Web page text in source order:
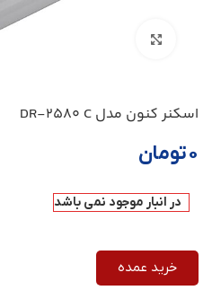
اسکنر کنون مدل DR-2580 C
۰تومان
در انبار موجود نمی باشد
خرید عمده